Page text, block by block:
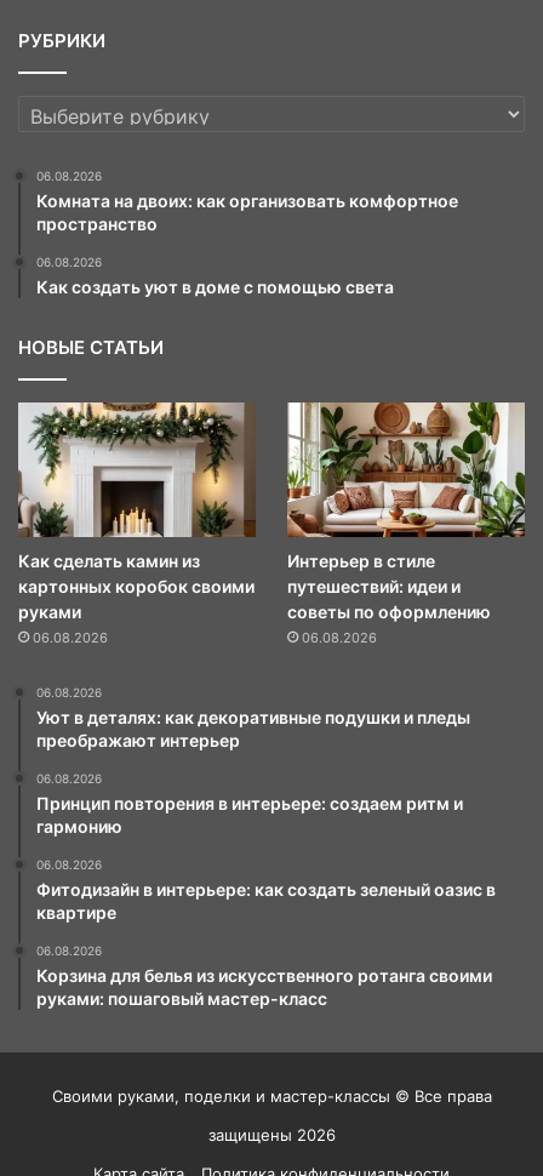
РУБРИКИ
РУБРИКИ
06.08.2026
Комната на двоих: как организовать комфортное
пространство
06.08.2026
Как создать уют в доме с помощью света
НОВЫЕ СТАТЬИ
Как сделать камин из
картонных коробок своими
руками
06.08.2026
Интерьер в стиле
путешествий: идеи и
советы по оформлению
06.08.2026
06.08.2026
Уют в деталях: как декоративные подушки и пледы
преображают интерьер
06.08.2026
Принцип повторения в интерьере: создаем ритм и
гармонию
06.08.2026
Фитодизайн в интерьере: как создать зеленый оазис в
квартире
06.08.2026
Корзина для белья из искусственного ротанга своими
руками: пошаговый мастер-класс
Своими руками, поделки и мастер-классы © Все права
защищены 2026